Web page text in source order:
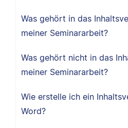
Was gehört in das
meiner Seminararbeit?
Was gehört nicht in das
meiner Seminararbeit?
Wie erstelle ich ein
Word?